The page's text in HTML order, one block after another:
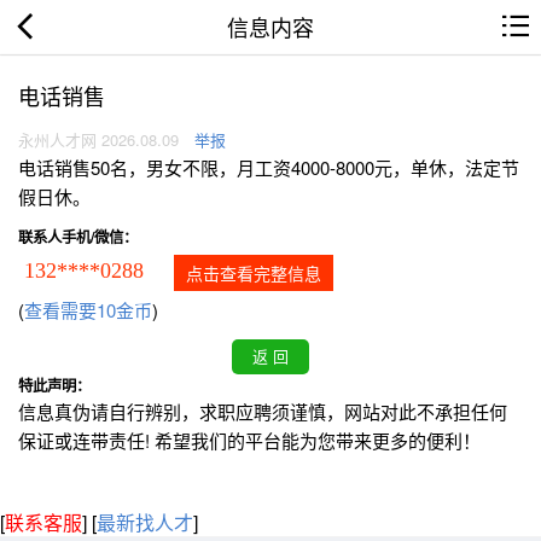
信息内容
电话销售
永州人才网 2026.08.09 举报
电话销售50名，男女不限，月工资4000-8000元，单休，法定节
假日休。
联系人手机/微信：
132****0288 点击查看完整信息
(查看需要10金币)
特此声明：
信息真伪请自行辨别，求职应聘须谨慎，网站对此不承担任何
保证或连带责任! 希望我们的平台能为您带来更多的便利！
[联系客服] [最新找人才]